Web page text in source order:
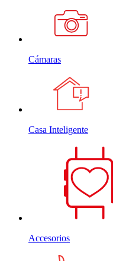
Cámaras
Casa Inteligente
Accesorios